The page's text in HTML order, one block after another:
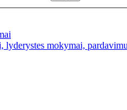
mokymai,